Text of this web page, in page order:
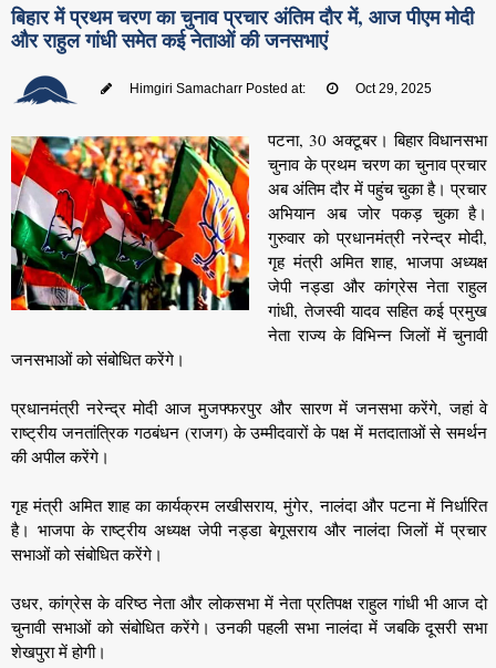
बिहार में प्रथम चरण का चुनाव प्रचार अंतिम दौर में, आज पीएम मोदी
और राहुल गांधी समेत कई नेताओं की जनसभाएं
Himgiri Samacharr Posted at: Oct 29, 2025
पटना, 30 अक्टूबर। बिहार विधानसभा
चुनाव के प्रथम चरण का चुनाव प्रचार
अब अंतिम दौर में पहुंच चुका है। प्रचार
अभियान अब जोर पकड़ चुका है।
गुरुवार को प्रधानमंत्री नरेन्द्र मोदी,
गृह मंत्री अमित शाह, भाजपा अध्यक्ष
जेपी नड्डा और कांग्रेस नेता राहुल
गांधी, तेजस्वी यादव सहित कई प्रमुख
नेता राज्य के विभिन्न जिलों में चुनावी
जनसभाओं को संबोधित करेंगे।
प्रधानमंत्री नरेन्द्र मोदी आज मुजफ्फरपुर और सारण में जनसभा करेंगे, जहां वे
राष्ट्रीय जनतांत्रिक गठबंधन (राजग) के उम्मीदवारों के पक्ष में मतदाताओं से समर्थन
की अपील करेंगे।
गृह मंत्री अमित शाह का कार्यक्रम लखीसराय, मुंगेर, नालंदा और पटना में निर्धारित
है। भाजपा के राष्ट्रीय अध्यक्ष जेपी नड्डा बेगूसराय और नालंदा जिलों में प्रचार
सभाओं को संबोधित करेंगे।
उधर, कांग्रेस के वरिष्ठ नेता और लोकसभा में नेता प्रतिपक्ष राहुल गांधी भी आज दो
चुनावी सभाओं को संबोधित करेंगे। उनकी पहली सभा नालंदा में जबकि दूसरी सभा
शेखपुरा में होगी।